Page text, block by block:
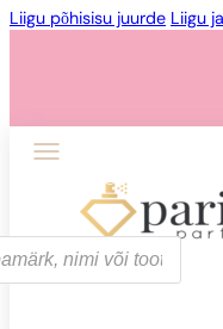
Liigu põhisisu juurde Liigu